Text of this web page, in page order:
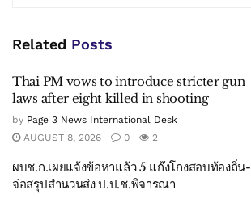
Related Posts
Thai PM vows to introduce stricter gun
laws after eight killed in shooting
by Page 3 News International Desk
AUGUST 8, 2026
0 2
ผบช.ก.เผยแจ้งข้อหาแล้ว 5 แก๊งโกงสอบท้องถิ่น-
จ่อสรุปสำนวนส่ง ป.ป.ช.พิจารณา